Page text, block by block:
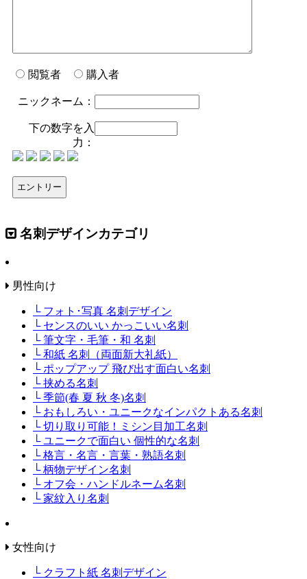
閲覧者 購入者
ニックネーム：
下の数字を入
力：
名刺デザインカテゴリ
男性向け
└ フォト･写真 名刺デザイン
└ センスのいい かっこいい名刺
└ 筆文字・毛筆・和 名刺
└ 和紙 名刺（両面新大礼紙）
└ ポップアップ 飛び出す面白い名刺
└ 挟める名刺
└ 季節(春 夏 秋 冬)名刺
└ おもしろい・ユニークなインパクトある名刺
└ 切り取り可能！ミシン目加工名刺
└ ユニークで面白い 個性的な名刺
└ 格言・名言・言葉・熟語名刺
└ 柄物デザイン名刺
└ オフ会・ハンドルネーム名刺
└ 家紋入り名刺
女性向け
└ クラフト紙 名刺デザイン